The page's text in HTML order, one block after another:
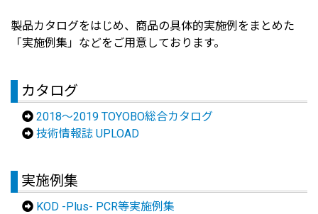
製品カタログをはじめ、商品の具体的実施例をまとめた
「実施例集」などをご用意しております。
カタログ
2018～2019 TOYOBO総合カタログ
技術情報誌 UPLOAD
実施例集
KOD -Plus- PCR等実施例集